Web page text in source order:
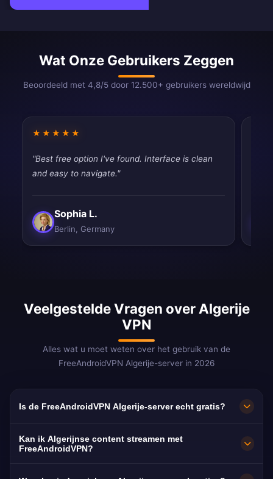
Wat Onze Gebruikers Zeggen
Beoordeeld met 4,8/5 door 12.500+ gebruikers wereldwijd
★★★★★
"Best free option I've found. Interface is clean
and easy to navigate."
Sophia L.
Berlin, Germany
Veelgestelde Vragen over Algerije
VPN
Alles wat u moet weten over het gebruik van de
FreeAndroidVPN Algerije-server in 2026
Is de FreeAndroidVPN Algerije-server echt gratis?
gratis zonder verborgen kosten, geen
Kan ik Algerijnse content streamen met
FreeAndroidVPN?